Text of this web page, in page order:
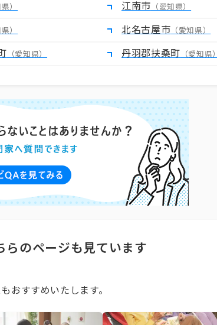
） 江南市 （愛知県）
） 北名古屋市 （愛知県）
（愛知県） 丹羽郡扶桑町 （愛知県）
らのページも見ています
おすすめいたします。